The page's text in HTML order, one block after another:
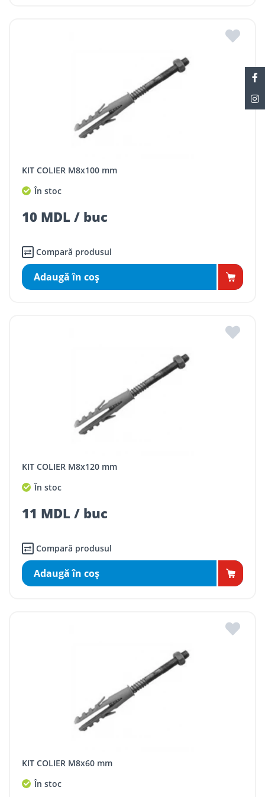
KIT COLIER M8x100 mm
În stoc
10 MDL / buc
Compară produsul
Adaugă în coş
KIT COLIER M8x120 mm
În stoc
11 MDL / buc
Compară produsul
Adaugă în coş
KIT COLIER M8x60 mm
În stoc